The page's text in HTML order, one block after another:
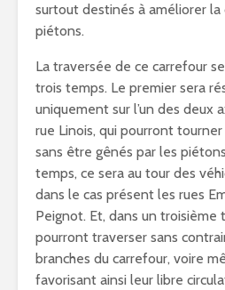
surtout destinés à améliorer la
piétons.
La traversée de ce carrefour
trois temps. Le premier sera
uniquement sur l’un des deux
rue Linois, qui pourront
sans être gênés par les
temps, ce sera au tour des
dans le cas présent les rues
Peignot. Et, dans un troisième
pourront traverser sans
branches du carrefour, voire
favorisant ainsi leur libre